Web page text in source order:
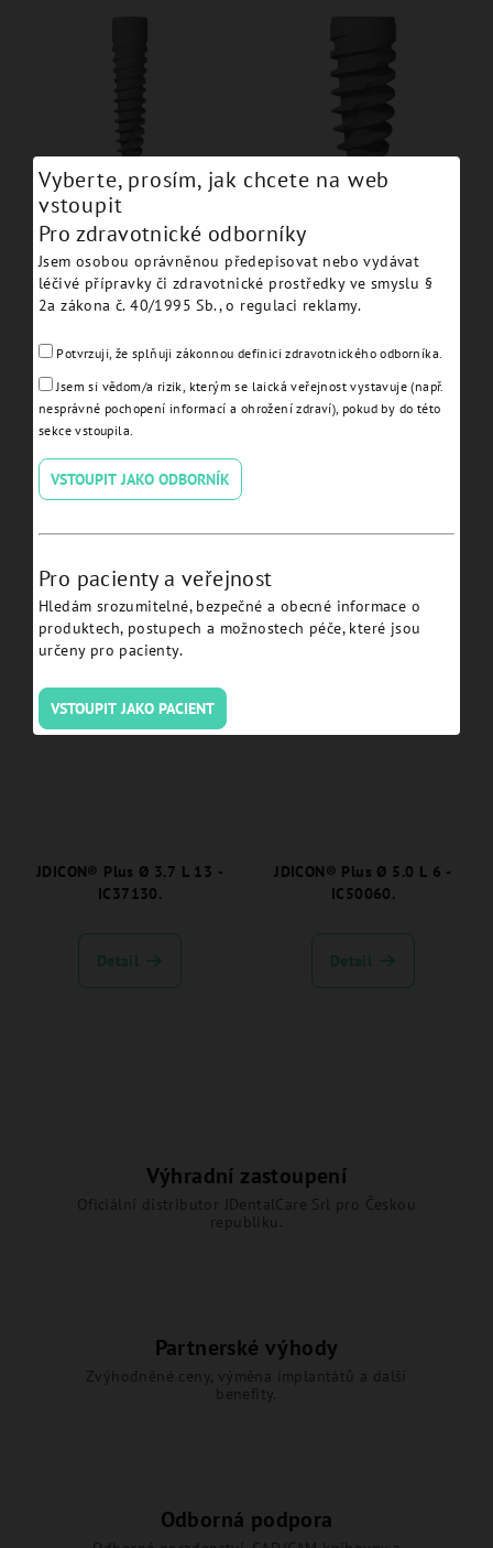
JDICON® Plus Ø 4.3 L 18 -
IC43180.
Detail Detail
JDICON® Plus Ø 5.0 L 8 -
Detail
JDICON® Plus Ø 3.7 L 8 -
Detail
JDICON® Plus Ø 3.7 L 13 -
IC37130.
Detail
JDICON® Plus Ø 5.0 L 6 -
IC50060.
Detail
Výhradní zastoupení
Oficiální distributor JDentalCare Srl pro Českou
republiku.
Partnerské výhody
Zvýhodněné ceny, výměna implantátů a další
benefity.
Odborná podpora
Vyberte, prosím, jak chcete na web
vstoupit
Pro zdravotnické odborníky
Jsem osobou oprávněnou předepisovat nebo vydávat
léčivé přípravky či zdravotnické prostředky ve smyslu §
2a zákona č. 40/1995 Sb., o regulaci reklamy.
Potvrzuji, že splňuji zákonnou definici zdravotnického odborníka.
Jsem si vědom/a rizik, kterým se laická veřejnost vystavuje (např.
nesprávné pochopení informací a ohrožení zdraví), pokud by do této
sekce vstoupila.
VSTOUPIT JAKO ODBORNÍK
Pro pacienty a veřejnost
Hledám srozumitelné, bezpečné a obecné informace o
produktech, postupech a možnostech péče, které jsou
určeny pro pacienty.
VSTOUPIT JAKO PACIENT